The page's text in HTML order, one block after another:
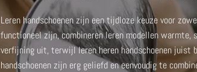
Leren handschoenen zijn een tijdloze keuze voor
functioneel zijn, combineren leren modellen warmte,
verfijning uit, terwijlleren heren handschoenenjuist
handschoenenzijn erg geliefd en eenvoudig te